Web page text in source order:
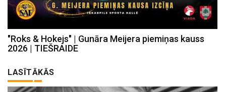
"Roks & Hokejs" | Gunāra Meijera piemiņas kauss
2026 | TIEŠRAIDE
LASĪTĀKĀS